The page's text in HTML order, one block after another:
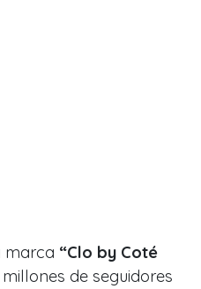
marca “Clo by Coté
millones de seguidores